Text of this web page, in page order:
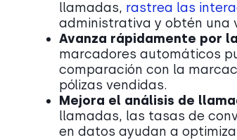
llamadas, rastrea las
administrativa y obtén una
Avanza rápidamente por
marcadores automáticos
comparación con la
pólizas vendidas.
Mejora el análisis de
llamadas, las tasas de
en datos ayudan a